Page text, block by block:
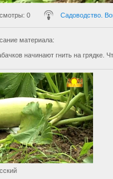
: 0 Садоводство.
материала:
начинают гнить на грядке.